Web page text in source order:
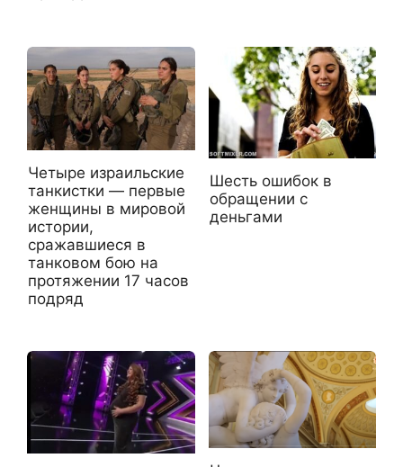
Четыре израильские
танкистки — первые
женщины в мировой
истории,
сражавшиеся в
танковом бою на
протяжении 17 часов
подряд
Шесть ошибок в
обращении с
деньгами